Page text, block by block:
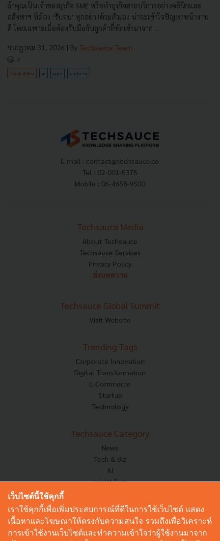
ถ้าคุณเป็นเจ้าของธุรกิจ SME หรือทำธุรกิจสายบริการอย่างคลินิกและ
อสังหาฯ ที่ต้อง ‘รับจบ’ ทุกอย่างด้วยตัวเอง น่าจะเข้าใจปัญหาหน้างาน
ดี โดยเฉพาะเมื่อต้องรับมือกับลูกค้าที่ทักเข้ามาจาก ...
กรกฎาคม 31, 2026 | By Techsauce Team
0
Tech & Biz ai sme saifa-ai
E-mail : contact@techsauce.co
Tel : 02-001-5375
Mobile : 06-4658-9500
Techsauce Media
About Techsauce
Techsauce Services
Privacy Policy
ส่งบทความ
Techsauce Global Summit
Visit Website
Trending Tags
Corporate Innovation
Digital Transformation
E-Commerce
Startup
Technology
Techsauce Category
News
Tech & Biz
AI
HealthTech
Corp Innov
Saucy Thoughts
Sustainable
เว็บไซต์นี้ใช้คุกกี้
เราใช้คุกกี้เพื่อเพิ่มประสบการณ์ที่ดีในการใช้เว็บไซต์ แสดง
เนื้อหาและโฆษณาให้ตรงกับความสนใจ รวมถึงเพื่อวิเคราะห์
การเข้าใช้งานเว็บไซต์และทำความเข้าใจว่าผู้ใช้งานมาจาก